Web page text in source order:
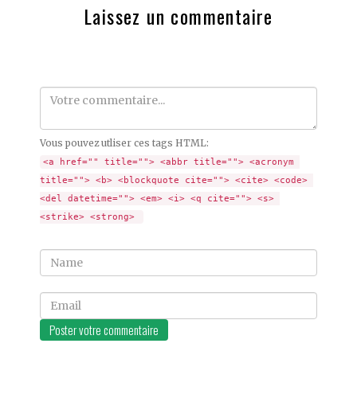
Laissez un commentaire
Comment
Vous pouvez utliser ces tags HTML:
<a href="" title=""> <abbr title=""> <acronym
title=""> <b> <blockquote cite=""> <cite> <code>
<del datetime=""> <em> <i> <q cite=""> <s>
<strike> <strong>
Name
Email